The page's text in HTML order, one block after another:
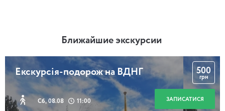
Ближайшие экскурсии
Екскурсія-подорож на ВДНГ
Сб, 08.08 11:00
500
грн
ЗАПИСАТИСЯ